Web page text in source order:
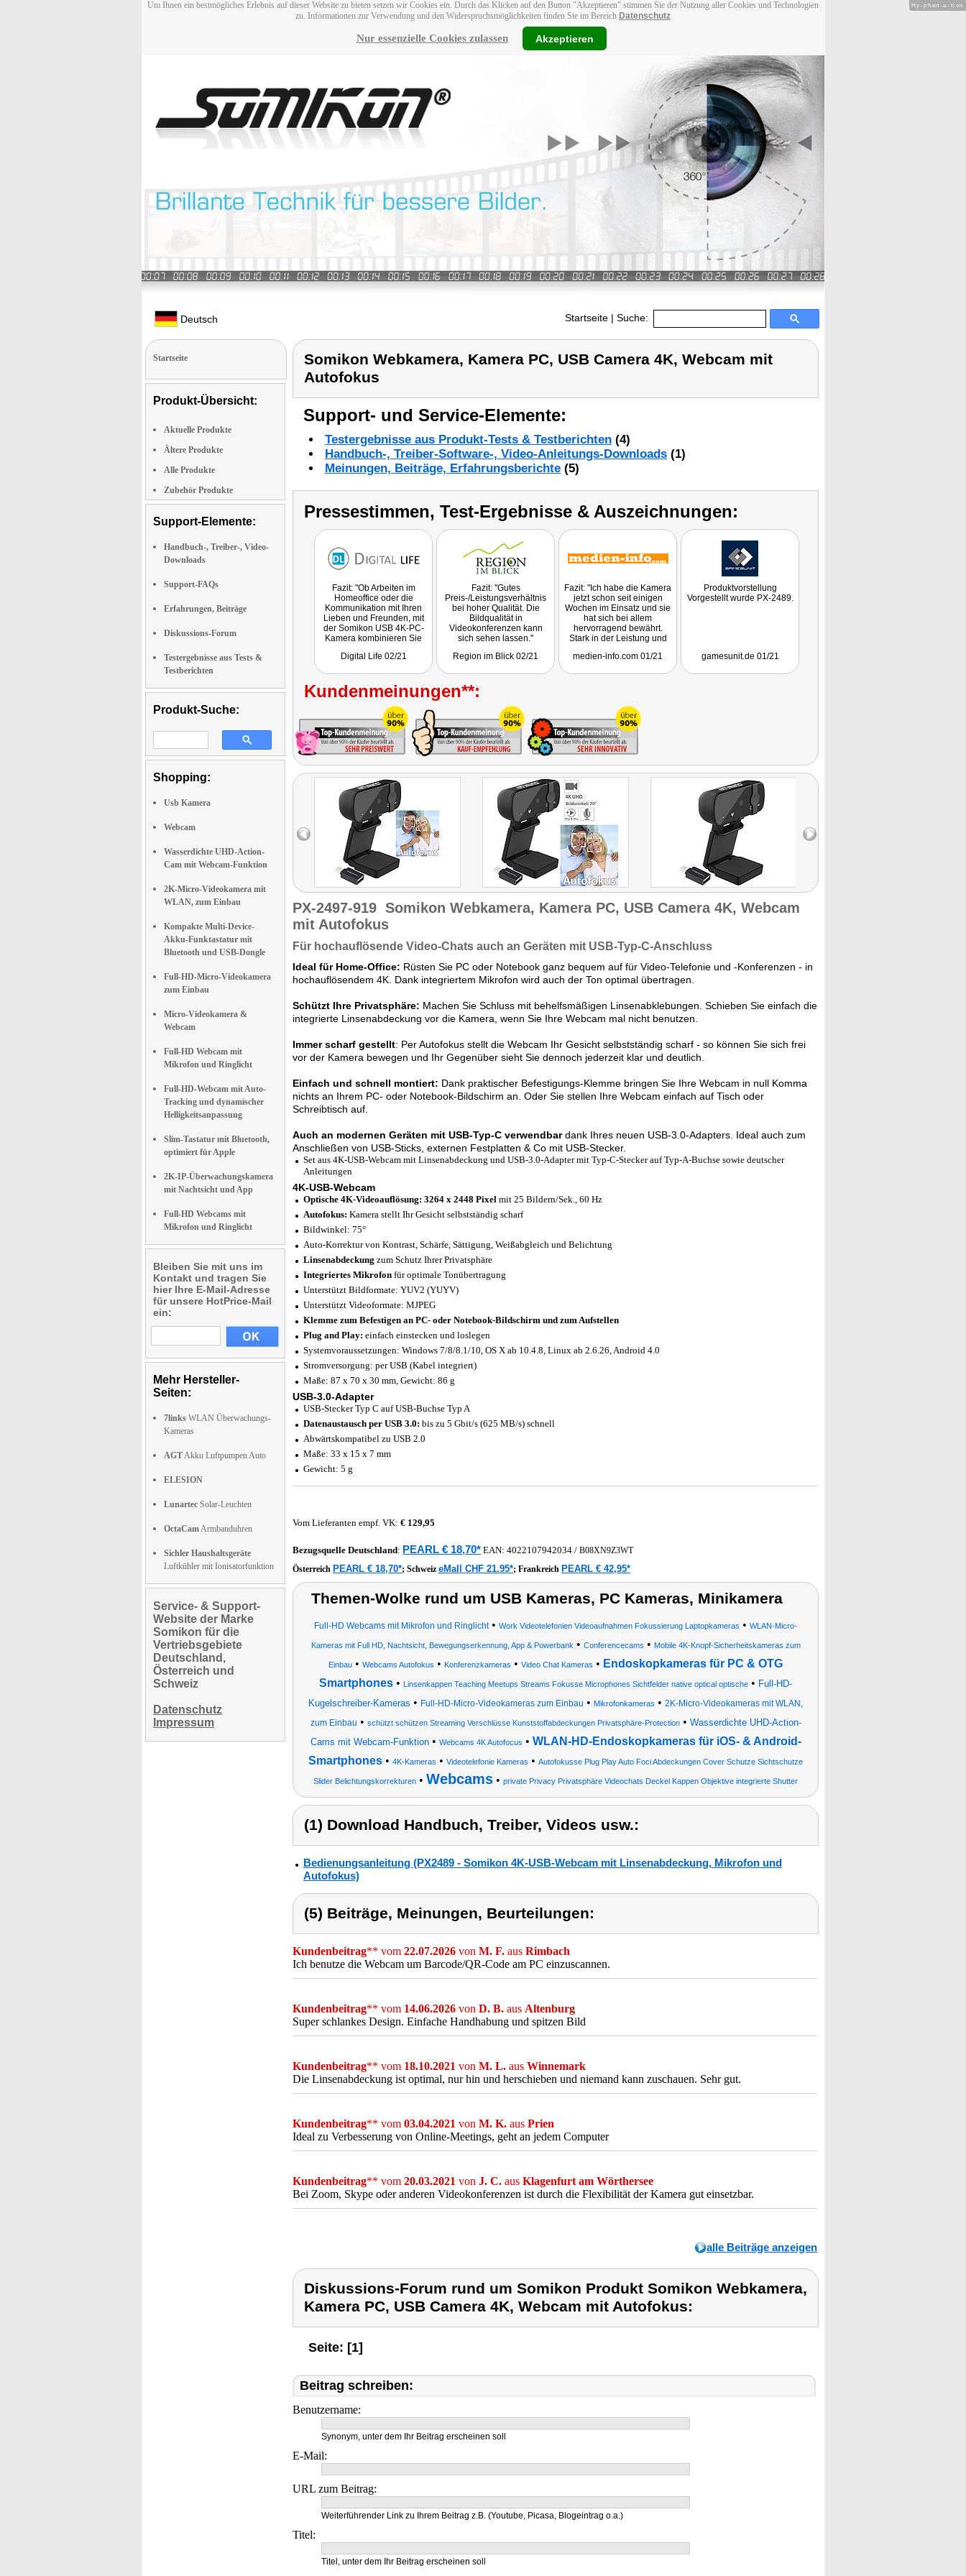
Um Ihnen ein bestmögliches Erlebnis auf dieser Website zu bieten setzen wir Cookies ein. Durch das Klicken auf den Button "Akzeptieren" stimmen Sie der Nutzung aller Cookies und Technologien
zu. Informationen zur Verwendung und den Widerspruchsmöglichkeiten finden Sie im Bereich Datenschutz
Nur essenzielle Cookies zulassen Akzeptieren
Deutsch Startseite | Suche:
Startseite
Produkt-Übersicht:
Aktuelle Produkte
Ältere Produkte
Alle Produkte
Zubehör Produkte
Support-Elemente:
Handbuch-, Treiber-, Video-
Downloads
Support-FAQs
Erfahrungen, Beiträge
Diskussions-Forum
Testergebnisse aus Tests &
Testberichten
Produkt-Suche:
Shopping:
Usb Kamera
Webcam
Wasserdichte UHD-Action-
Cam mit Webcam-Funktion
2K-Micro-Videokamera mit
WLAN, zum Einbau
Kompakte Multi-Device-
Akku-Funktastatur mit
Bluetooth und USB-Dongle
Full-HD-Micro-Videokamera
zum Einbau
Micro-Videokamera &
Webcam
Full-HD Webcam mit
Mikrofon und Ringlicht
Full-HD-Webcam mit Auto-
Tracking und dynamischer
Helligkeitsanpassung
Slim-Tastatur mit Bluetooth,
optimiert für Apple
2K-IP-Überwachungskamera
mit Nachtsicht und App
Full-HD Webcams mit
Mikrofon und Ringlicht
Bleiben Sie mit uns im
Kontakt und tragen Sie
hier Ihre E-Mail-Adresse
für unsere HotPrice-Mail
ein:
Mehr Hersteller-
Seiten:
7links WLAN Überwachungs-
Kameras
AGTAkku Luftpumpen Auto
ELESION
Lunartec Solar-Leuchten
OctaCamArmbanduhren
Sichler Haushaltsgeräte
Luftkühler mit Ionisatorfunktion
Service- & Support-
Website der Marke
Somikon für die
Vertriebsgebiete
Deutschland,
Österreich und
Schweiz
Datenschutz
Impressum
Somikon Webkamera, Kamera PC, USB Camera 4K, Webcam mit
Autofokus
Support- und Service-Elemente:
Testergebnisse aus Produkt-Tests & Testberichten (4)
Handbuch-, Treiber-Software-, Video-Anleitungs-Downloads (1)
Meinungen, Beiträge, Erfahrungsberichte (5)
Pressestimmen, Test-Ergebnisse & Auszeichnungen:
Fazit: "Ob Arbeiten im
Homeoffice oder die
Kommunikation mit Ihren
Lieben und Freunden, mit
der Somikon USB 4K-PC-
Kamera kombinieren Sie
mit dem erwünschten
Digital Life 02/21
Fazit: "Gutes
Preis-/Leistungsverhältnis
bei hoher Qualität. Die
Bildqualität in
Videokonferenzen kann
sich sehen lassen."
Region im Blick 02/21
Fazit: "Ich habe die Kamera
jetzt schon seit einigen
Wochen im Einsatz und sie
hat sich bei allem
hervorragend bewährt.
Stark in der Leistung und
Getestet wurde PX-2489.
medien-info.com 01/21
Produktvorstellung
Vorgestellt wurde PX-2489.
gamesunit.de 01/21
Kundenmeinungen**:
PX-2497-919 Somikon Webkamera, Kamera PC, USB Camera 4K, Webcam
mit Autofokus
Für hochauflösende Video-Chats auch an Geräten mit USB-Typ-C-Anschluss
Ideal für Home-Office: Rüsten Sie PC oder Notebook ganz bequem auf für Video-Telefonie und -Konferenzen - in
hochauflösendem 4K. Dank integriertem Mikrofon wird auch der Ton optimal übertragen.
Schützt Ihre Privatsphäre: Machen Sie Schluss mit behelfsmäßigen Linsenabklebungen. Schieben Sie einfach die
integrierte Linsenabdeckung vor die Kamera, wenn Sie Ihre Webcam mal nicht benutzen.
Immer scharf gestellt: Per Autofokus stellt die Webcam Ihr Gesicht selbstständig scharf - so können Sie sich frei
vor der Kamera bewegen und Ihr Gegenüber sieht Sie dennoch jederzeit klar und deutlich.
Einfach und schnell montiert: Dank praktischer Befestigungs-Klemme bringen Sie Ihre Webcam in null Komma
nichts an Ihrem PC- oder Notebook-Bildschirm an. Oder Sie stellen Ihre Webcam einfach auf Tisch oder
Schreibtisch auf.
Auch an modernen Geräten mit USB-Typ-C verwendbardank Ihres neuen USB-3.0-Adapters. Ideal auch zum
Anschließen von USB-Sticks, externen Festplatten & Co mit USB-Stecker.
Set aus 4K-USB-Webcam mit Linsenabdeckung und USB-3.0-Adapter mit Typ-C-Stecker auf Typ-A-Buchse sowie deutscher
Anleitungen
4K-USB-Webcam
Optische 4K-Videoauflösung: 3264 x 2448 Pixel mit 25 Bildern/Sek., 60 Hz
Autofokus: Kamera stellt Ihr Gesicht selbstständig scharf
Bildwinkel: 75°
Auto-Korrektur von Kontrast, Schärfe, Sättigung, Weißabgleich und Belichtung
Linsenabdeckung zum Schutz Ihrer Privatsphäre
Integriertes Mikrofon für optimale Tonübertragung
Unterstützt Bildformate: YUV2 (YUYV)
Unterstützt Videoformate: MJPEG
Klemme zum Befestigen an PC- oder Notebook-Bildschirm und zum Aufstellen
Plug and Play: einfach einstecken und loslegen
Systemvoraussetzungen: Windows 7/8/8.1/10, OS X ab 10.4.8, Linux ab 2.6.26, Android 4.0
Stromversorgung: per USB (Kabel integriert)
Maße: 87 x 70 x 30 mm, Gewicht: 86 g
USB-3.0-Adapter
USB-Stecker Typ C auf USB-Buchse Typ A
Datenaustausch per USB 3.0: bis zu 5 Gbit/s (625 MB/s) schnell
Abwärtskompatibel zu USB 2.0
Maße: 33 x 15 x 7 mm
Gewicht: 5 g
Vom Lieferanten empf. VK: € 129,95
Bezugsquelle Deutschland: PEARL € 18,70* EAN: 4022107942034 / B08XN9Z3WT
Österreich PEARL € 18,70*; Schweiz eMall CHF 21.95*; Frankreich PEARL € 42,95*
Themen-Wolke rund um USB Kameras, PC Kameras, Minikamera
Full-HD Webcams mit Mikrofon und Ringlicht• Work Videotelefonien Videoaufnahmen Fokussierung Laptopkameras • WLAN-Micro-
Kameras mit Full HD, Nachtsicht, Bewegungserkennung, App & Powerbank • Conferencecams • Mobile 4K-Knopf-Sicherheitskameras zum
Einbau • Webcams Autofokus • Konferenzkameras • Video Chat Kameras • Endoskopkameras für PC & OTG
Smartphones • Linsenkappen Teaching Meetups Streams Fokusse Microphones Sichtfelder native optical optische • Full-HD-
Kugelschreiber-Kameras • Full-HD-Micro-Videokameras zum Einbau • Mikrofonkameras • 2K-Micro-Videokameras mit WLAN,
zum Einbau • schützt schützen Streaming Verschlüsse Kunststoffabdeckungen Privatsphäre-Protection• Wasserdichte UHD-Action-
Cams mit Webcam-Funktion• Webcams 4K Autofocus • WLAN-HD-Endoskopkameras für iOS- & Android-
Smartphones • 4K-Kameras • Videotelefonie Kameras • Autofokusse Plug Play Auto Foci Abdeckungen Cover Schutze Sichtschutze
Slider Belichtungskorrekturen • Webcams • private Privacy Privatsphäre Videochats Deckel Kappen Objektive integrierte Shutter
(1) Download Handbuch, Treiber, Videos usw.:
Bedienungsanleitung (PX2489 - Somikon 4K-USB-Webcam mit Linsenabdeckung, Mikrofon und
Autofokus)
(5) Beiträge, Meinungen, Beurteilungen:
Kundenbeitrag** vom 22.07.2026 von M. F. aus Rimbach
Ich benutze die Webcam um Barcode/QR-Code am PC einzuscannen.
Kundenbeitrag** vom 14.06.2026 von D. B. aus Altenburg
Super schlankes Design. Einfache Handhabung und spitzen Bild
Kundenbeitrag** vom 18.10.2021 von M. L. aus Winnemark
Die Linsenabdeckung ist optimal, nur hin und herschieben und niemand kann zuschauen. Sehr gut.
Kundenbeitrag** vom 03.04.2021 von M. K. aus Prien
Ideal zu Verbesserung von Online-Meetings, geht an jedem Computer
Kundenbeitrag** vom 20.03.2021 von J. C. aus Klagenfurt am Wörthersee
Bei Zoom, Skype oder anderen Videokonferenzen ist durch die Flexibilität der Kamera gut einsetzbar.
alle Beiträge anzeigen
Diskussions-Forum rund um Somikon Produkt Somikon Webkamera,
Kamera PC, USB Camera 4K, Webcam mit Autofokus:
Seite: [1]
Beitrag schreiben:
Benutzername:
Synonym, unter dem Ihr Beitrag erscheinen soll
E-Mail:
URL zum Beitrag:
Weiterführender Link zu Ihrem Beitrag z.B. (Youtube, Picasa, Blogeintrag o.a.)
Titel:
Titel, unter dem Ihr Beitrag erscheinen soll
Hy-phen-a-tion